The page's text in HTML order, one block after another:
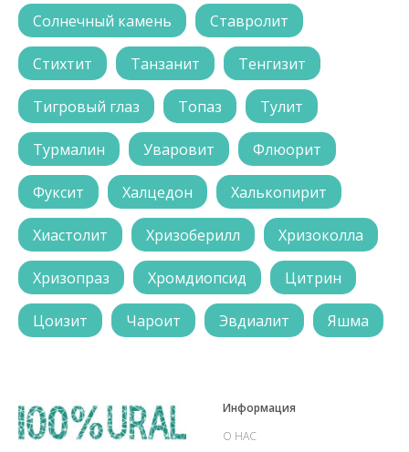
Солнечный камень Ставролит
Стихтит Танзанит Тенгизит
Тигровый глаз Топаз Тулит
Турмалин Уваровит Флюорит
Фуксит Халцедон Халькопирит
Хиастолит Хризоберилл Хризоколла
Хризопраз Хромдиопсид Цитрин
Цоизит Чароит Эвдиалит Яшма
Информация
О НАС